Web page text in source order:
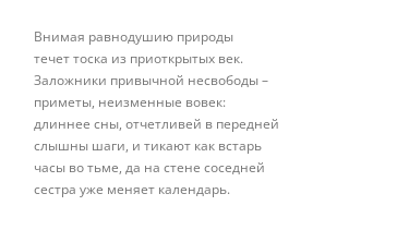
Внимая равнодушию природы
течет тоска из приоткрытых век.
Заложники привычной несвободы –
приметы, неизменные вовек:
длиннее сны, отчетливей в передней
слышны шаги, и тикают как встарь
часы во тьме, да на стене соседней
сестра уже меняет календарь.